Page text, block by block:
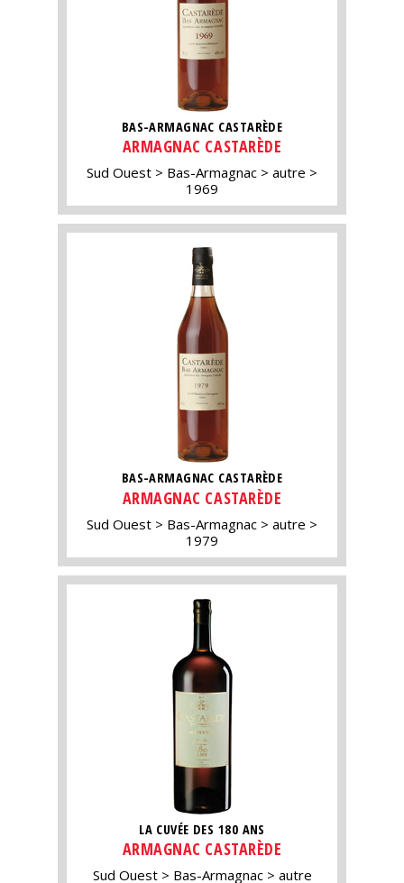
BAS-ARMAGNAC CASTARÈDE
ARMAGNAC CASTARÈDE
Sud Ouest Bas-Armagnac
autre
1969
BAS-ARMAGNAC CASTARÈDE
ARMAGNAC CASTARÈDE
Sud Ouest Bas-Armagnac
autre
1979
LA CUVÉE DES 180 ANS
ARMAGNAC CASTARÈDE
Sud Ouest Bas-Armagnac autre